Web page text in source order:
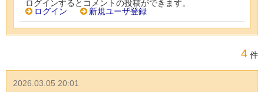
ログインするとコメントの投稿ができます。
ログイン
新規ユーザ登録
4 件
2026.03.05 20:01